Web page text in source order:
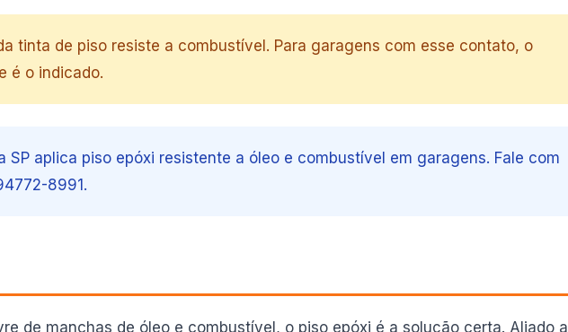
tinta de piso resiste a combustível. Para garagens com esse contato, o
é o indicado.
SP aplica piso epóxi resistente a óleo e combustível em garagens. Fale com
8991.
de manchas de óleo e combustível, o piso epóxi é a solução certa. Aliado a